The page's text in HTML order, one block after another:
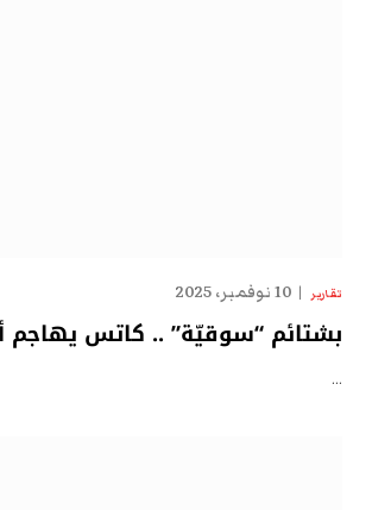
تقارير 10 نوفمبر، 2025
بشتائم “سوقيّة” .. كاتس يهاجم
…